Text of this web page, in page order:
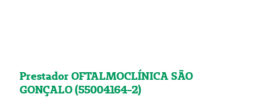
Prestador OFTALMOCLÍNICA SÃO
GONÇALO (55004164-2)